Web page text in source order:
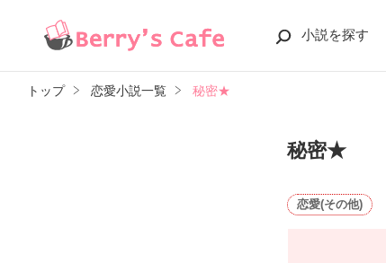
小説を探す
トップ 恋愛小説一覧 秘密★
秘密★
恋愛(その他)